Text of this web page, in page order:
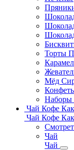
Торты
Мёд
Наборы
Чай Кофе
Чай Кофе
Чай
Чай